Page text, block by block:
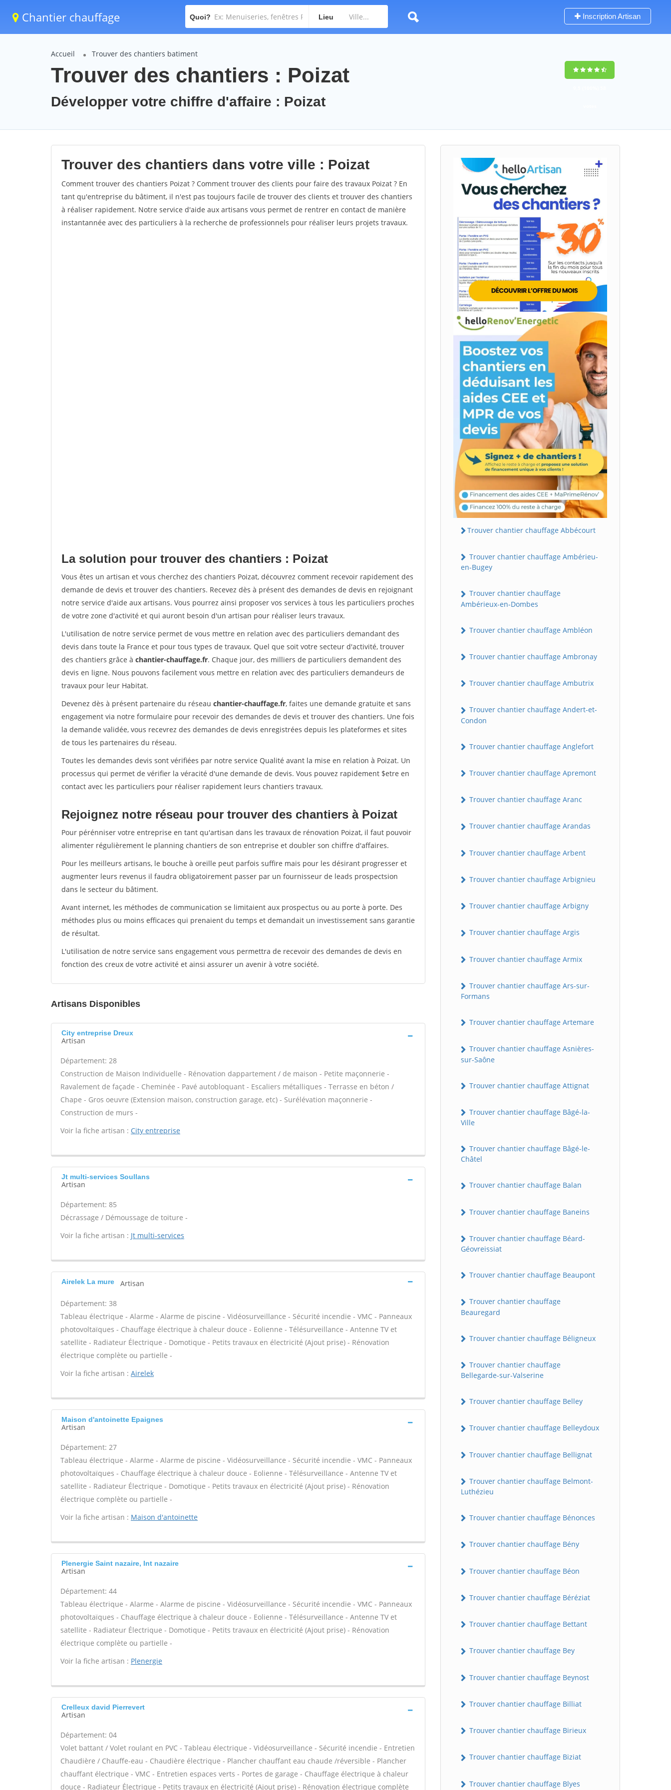
Chantier chauffage Quoi? Lieu Inscription Artisan
Accueil Trouver des chantiers batiment
Trouver des chantiers : Poizat
Développer votre chiffre d'affaire : Poizat
Trouver des chantiers dans votre ville : Poizat
Comment trouver des chantiers Poizat ? Comment trouver des clients pour faire des travaux Poizat ? En
tant qu'entreprise du bâtiment, il n'est pas toujours facile de trouver des clients et trouver des chantiers
à réaliser rapidement. Notre service d'aide aux artisans vous permet de rentrer en contact de manière
instantannée avec des particuliers à la recherche de professionnels pour réaliser leurs projets travaux.
La solution pour trouver des chantiers : Poizat
Vous êtes un artisan et vous cherchez des chantiers Poizat, découvrez comment recevoir rapidement des
demande de devis et trouver des chantiers. Recevez dès à présent des demandes de devis en rejoignant
notre service d'aide aux artisans. Vous pourrez ainsi proposer vos services à tous les particuliers proches
de votre zone d'activité et qui auront besoin d'un artisan pour réaliser leurs travaux.
L'utilisation de notre service permet de vous mettre en relation avec des particuliers demandant des
devis dans toute la France et pour tous types de travaux. Quel que soit votre secteur d'activité, trouver
des chantiers grâce à chantier-chauffage.fr. Chaque jour, des milliers de particuliers demandent des
devis en ligne. Nous pouvons facilement vous mettre en relation avec des particuliers demandeurs de
travaux pour leur Habitat.
Devenez dès à présent partenaire du réseau chantier-chauffage.fr, faites une demande gratuite et sans
engagement via notre formulaire pour recevoir des demandes de devis et trouver des chantiers. Une fois
la demande validée, vous recevrez des demandes de devis enregistrées depuis les plateformes et sites
de tous les partenaires du réseau.
Toutes les demandes devis sont vérifiées par notre service Qualité avant la mise en relation à Poizat. Un
processus qui permet de vérifier la véracité d'une demande de devis. Vous pouvez rapidement $etre en
contact avec les particuliers pour réaliser rapidement leurs chantiers travaux.
Rejoignez notre réseau pour trouver des chantiers à Poizat
Pour pérénniser votre entreprise en tant qu'artisan dans les travaux de rénovation Poizat, il faut pouvoir
alimenter régulièrement le planning chantiers de son entreprise et doubler son chiffre d'affaires.
Pour les meilleurs artisans, le bouche à oreille peut parfois suffire mais pour les désirant progresser et
augmenter leurs revenus il faudra obligatoirement passer par un fournisseur de leads prospectsion
dans le secteur du bâtiment.
Avant internet, les méthodes de communication se limitaient aux prospectus ou au porte à porte. Des
méthodes plus ou moins efficaces qui prenaient du temps et demandait un investissement sans garantie
de résultat.
L'utilisation de notre service sans engagement vous permettra de recevoir des demandes de devis en
fonction des creux de votre activité et ainsi assurer un avenir à votre société.
Artisans Disponibles
City entreprise Dreux
Artisan
Département: 28
Construction de Maison Individuelle - Rénovation dappartement / de maison - Petite maçonnerie -
Ravalement de façade - Cheminée - Pavé autobloquant - Escaliers métalliques - Terrasse en béton /
Chape - Gros oeuvre (Extension maison, construction garage, etc) - Surélévation maçonnerie -
Construction de murs -
Voir la fiche artisan : City entreprise
Jt multi-services Soullans
Artisan
Département: 85
Décrassage / Démoussage de toiture -
Voir la fiche artisan : Jt multi-services
Airelek La mure Artisan
Département: 38
Tableau électrique - Alarme - Alarme de piscine - Vidéosurveillance - Sécurité incendie - VMC - Panneaux
photovoltaïques - Chauffage électrique à chaleur douce - Eolienne - Télésurveillance - Antenne TV et
satellite - Radiateur Électrique - Domotique - Petits travaux en électricité (Ajout prise) - Rénovation
électrique complète ou partielle -
Voir la fiche artisan : Airelek
Maison d'antoinette Epaignes
Artisan
Département: 27
Tableau électrique - Alarme - Alarme de piscine - Vidéosurveillance - Sécurité incendie - VMC - Panneaux
photovoltaïques - Chauffage électrique à chaleur douce - Eolienne - Télésurveillance - Antenne TV et
satellite - Radiateur Électrique - Domotique - Petits travaux en électricité (Ajout prise) - Rénovation
électrique complète ou partielle -
Voir la fiche artisan : Maison d'antoinette
Plenergie Saint nazaire, Int nazaire
Artisan
Département: 44
Tableau électrique - Alarme - Alarme de piscine - Vidéosurveillance - Sécurité incendie - VMC - Panneaux
photovoltaïques - Chauffage électrique à chaleur douce - Eolienne - Télésurveillance - Antenne TV et
satellite - Radiateur Électrique - Domotique - Petits travaux en électricité (Ajout prise) - Rénovation
électrique complète ou partielle -
Voir la fiche artisan : Plenergie
Crelleux david Pierrevert
Artisan
Département: 04
Volet battant / Volet roulant en PVC - Tableau électrique - Vidéosurveillance - Sécurité incendie - Entretien
Chaudière / Chauffe-eau - Chaudière électrique - Plancher chauffant eau chaude /réversible - Plancher
chauffant électrique - VMC - Entretien espaces verts - Portes de garage - Chauffage électrique à chaleur
douce - Radiateur Électrique - Petits travaux en électricité (Ajout prise) - Rénovation électrique complète
Trouver chantier chauffage Abbécourt
Trouver chantier chauffage Ambérieu-
en-Bugey
Trouver chantier chauffage
Ambérieux-en-Dombes
Trouver chantier chauffage Ambléon
Trouver chantier chauffage Ambronay
Trouver chantier chauffage Ambutrix
Trouver chantier chauffage Andert-et-
Condon
Trouver chantier chauffage Anglefort
Trouver chantier chauffage Apremont
Trouver chantier chauffage Aranc
Trouver chantier chauffage Arandas
Trouver chantier chauffage Arbent
Trouver chantier chauffage Arbignieu
Trouver chantier chauffage Arbigny
Trouver chantier chauffage Argis
Trouver chantier chauffage Armix
Trouver chantier chauffage Ars-sur-
Formans
Trouver chantier chauffage Artemare
Trouver chantier chauffage Asnières-
sur-Saône
Trouver chantier chauffage Attignat
Trouver chantier chauffage Bâgé-la-
Ville
Trouver chantier chauffage Bâgé-le-
Châtel
Trouver chantier chauffage Balan
Trouver chantier chauffage Baneins
Trouver chantier chauffage Béard-
Géovreissiat
Trouver chantier chauffage Beaupont
Trouver chantier chauffage
Beauregard
Trouver chantier chauffage Béligneux
Trouver chantier chauffage
Bellegarde-sur-Valserine
Trouver chantier chauffage Belley
Trouver chantier chauffage Belleydoux
Trouver chantier chauffage Bellignat
Trouver chantier chauffage Belmont-
Luthézieu
Trouver chantier chauffage Bénonces
Trouver chantier chauffage Bény
Trouver chantier chauffage Béon
Trouver chantier chauffage Béréziat
Trouver chantier chauffage Bettant
Trouver chantier chauffage Bey
Trouver chantier chauffage Beynost
Trouver chantier chauffage Billiat
Trouver chantier chauffage Birieux
Trouver chantier chauffage Biziat
Trouver chantier chauffage Blyes